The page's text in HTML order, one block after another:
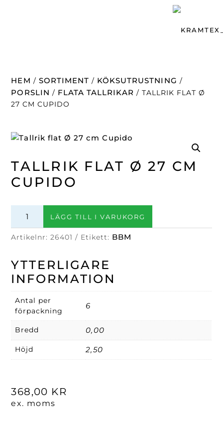
HEM / SORTIMENT / KÖKSUTRUSTNING /
PORSLIN / FLATA TALLRIKAR / TALLRIK FLAT Ø
27 CM CUPIDO
TALLRIK FLAT Ø 27 CM
CUPIDO
Artikelnr:26401 Etikett: BBM
YTTERLIGARE
INFORMATION
Antal per
förpackning
6
Bredd 0,00
Höjd 2,50
368,00 KR
ex. moms
Ø
Cupido
mängd
LÄGG TILL I VARUKORG